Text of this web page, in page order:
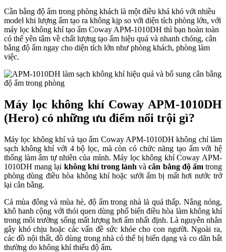
Cần bằng độ ẩm trong phòng khách là một điều khá khó với nhiều
model khi lượng ẩm tạo ra không kịp so với diện tích phòng lớn, với
máy lọc không khí tạo ẩm Coway APM-1010DH thì bạn hoàn toàn
có thể yên tâm về chất lượng tạo ẩm hiệu quả và nhanh chóng, cân
bằng độ ẩm ngay cho diện tích lớn như phòng khách, phòng làm
việc.
Máy lọc không khí Coway APM-1010DH
(Hero) có những ưu điểm nổi trội gì?
Máy lọc không khí và tạo ẩm Coway APM-1010DH không chỉ làm
sạch không khí với 4 bộ lọc, mà còn có chức năng tạo ẩm với hệ
thống làm ẩm tự nhiên của mình. Máy lọc không khí Coway APM-
1010DH mang lại không khí trong lành vàcân bằng độ ẩmtrong
phòng dùng điều hòa không khí hoặc sưởi ấm bị mất hơi nước trở
lại cân bằng.
Cả mùa đông và mùa hè, độ ẩm trong nhà là quá thấp. Nắng nóng,
khô hanh cộng với thói quen dùng phổ biến điều hòa làm không khí
trong môi trường sống mất lượng hơi ẩm nhất định. Là nguyên nhân
gây khó chịu hoặc các vấn đề sức khỏe cho con người. Ngoài ra,
các đồ nội thất, đồ dùng trong nhà có thể bị biến dạng và co dãn bất
thường do không khí thiếu độ ẩm.